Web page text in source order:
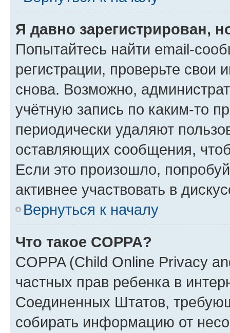
Я давно зарегистрирован,
Попытайтесь найти email-
регистрации, проверьте свои
снова. Возможно,
учётную запись по каким-то
периодически удаляют
оставляющих сообщения,
Если это произошло,
активнее участвовать в
Вернуться к началу
Что такое COPPA?
COPPA (Child Online Privacy
частных прав ребенка в
Соединенных Штатов,
собирать информацию от